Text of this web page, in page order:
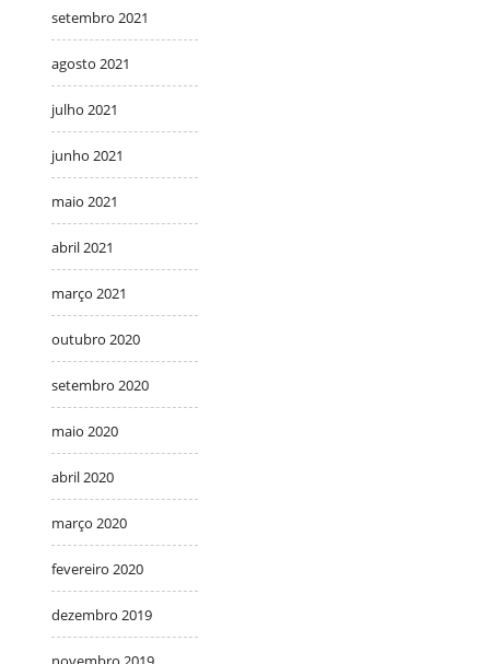
setembro 2021
agosto 2021
julho 2021
junho 2021
maio 2021
abril 2021
março 2021
outubro 2020
setembro 2020
maio 2020
abril 2020
março 2020
fevereiro 2020
dezembro 2019